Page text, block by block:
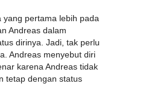
pertama lebih pada
Andreas dalam
dirinya. Jadi, tak perlu
Andreas menyebut diri
karena Andreas tidak
tetap dengan status